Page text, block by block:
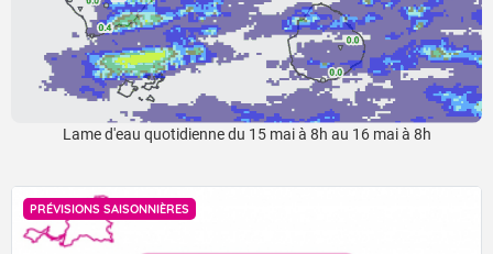
Lame d'eau quotidienne du 15 mai à 8h au 16 mai à 8h
PRÉVISIONS SAISONNIÈRES